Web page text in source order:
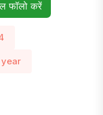
फॉलो करें